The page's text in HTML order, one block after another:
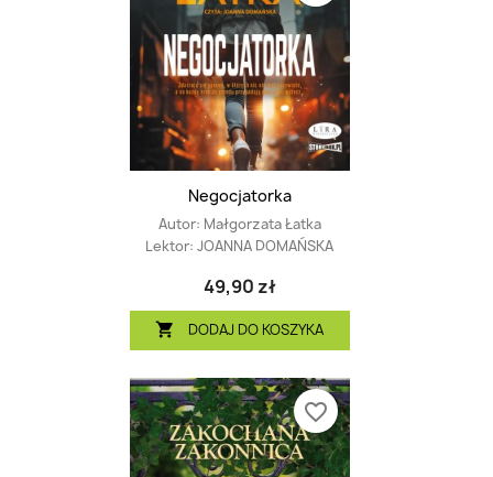
Negocjatorka
Autor: Małgorzata Łatka
Lektor: JOANNA DOMAŃSKA
49,90 zł
 DODAJ DO KOSZYKA
favorite_border